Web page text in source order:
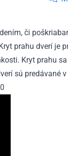
či
prahu dverí je
Kryt prahu
sú predávané